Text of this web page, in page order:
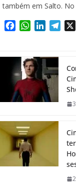
também em Salto. No
e
b
o
o
k
W
t
s
A
p
p
k
e
d
I
n
m